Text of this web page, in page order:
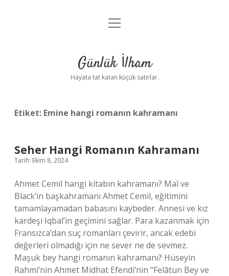
Anasayfa
Yasal Uyarı
menüyü
Günlük İlham
Hayata tat katan küçük satırlar.
Etiket: Emine hangi romanın kahramanı
Seher Hangi Romanın Kahramanı
Tarih: Ekim 8, 2024
Ahmet Cemil hangi kitabın kahramanı? Maî ve
Black’in başkahramanı Ahmet Cemil, eğitimini
tamamlayamadan babasını kaybeder. Annesi ve kız
kardeşi Iqbal’in geçimini sağlar. Para kazanmak için
Fransızca’dan suç romanları çevirir, ancak edebi
değerleri olmadığı için ne sever ne de sevmez.
Maşuk bey hangi romanın kahramanı? Hüseyin
Rahmi’nin Ahmet Midhat Efendi’nin “Felâtun Bey ve